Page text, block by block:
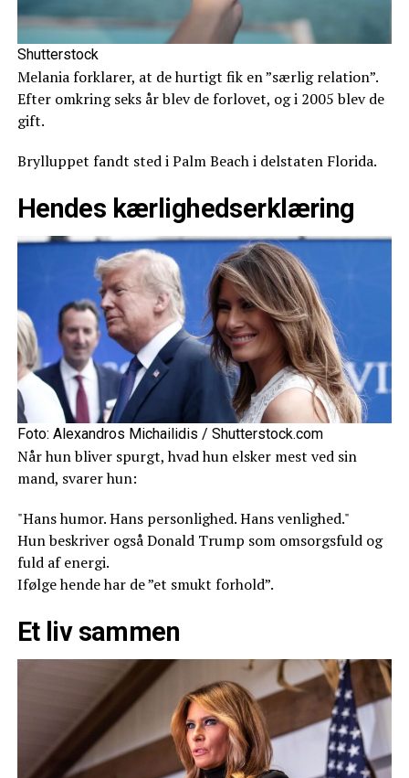
Shutterstock
Melania forklarer, at de hurtigt fik en ”særlig relation”.
Efter omkring seks år blev de forlovet, og i 2005 blev de
gift.
Brylluppet fandt sted i Palm Beach i delstaten Florida.
Hendes kærlighedserklæring
Foto: Alexandros Michailidis / Shutterstock.com
Når hun bliver spurgt, hvad hun elsker mest ved sin
mand, svarer hun:
"Hans humor. Hans personlighed. Hans venlighed."
Hun beskriver også Donald Trump som omsorgsfuld og
fuld af energi.
Ifølge hende har de ”et smukt forhold”.
Et liv sammen